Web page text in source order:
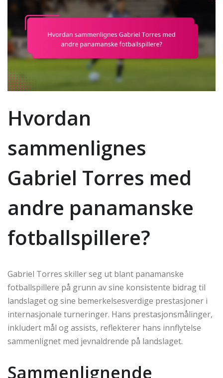
Hvordan
sammenlignes
Gabriel Torres med
andre panamanske
fotballspillere?
Gabriel Torres skiller seg ut blant panamanske
fotballspillere på grunn av sine konsistente bidrag til
landslaget og sine bemerkelsesverdige prestasjoner i
internasjonale turneringer. Hans prestasjonsmålinger,
inkludert mål og assists, reflekterer hans innflytelse
sammenlignet med jevnaldrende på landslaget.
Sammenlignende